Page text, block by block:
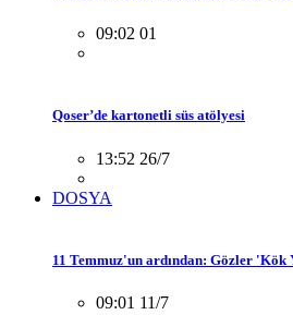
09:02 01
Qoser’de kartonetli süs atölyesi
13:52 26/7
DOSYA
11 Temmuz'un ardından: Gözler 'Kök
09:01 11/7